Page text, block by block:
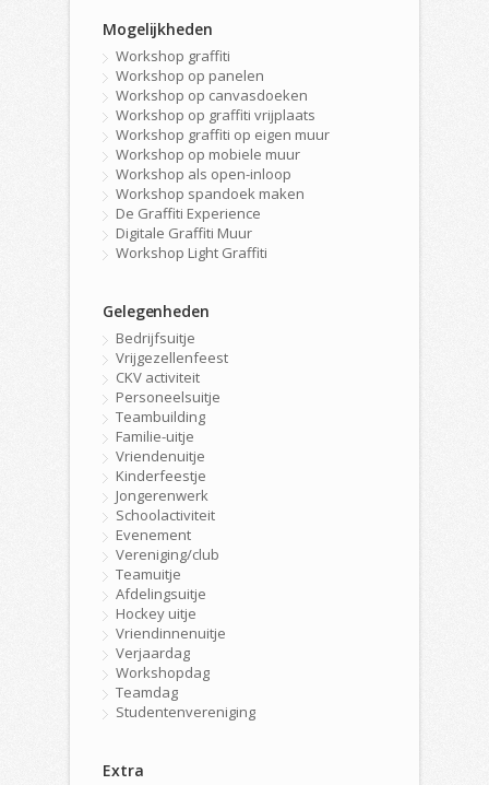
Mogelijkheden
Workshop graffiti
Workshop op panelen
Workshop op canvasdoeken
Workshop op graffiti vrijplaats
Workshop graffiti op eigen muur
Workshop op mobiele muur
Workshop als open-inloop
Workshop spandoek maken
De Graffiti Experience
Digitale Graffiti Muur
Workshop Light Graffiti
Gelegenheden
Bedrijfsuitje
Vrijgezellenfeest
CKV activiteit
Personeelsuitje
Teambuilding
Familie-uitje
Vriendenuitje
Kinderfeestje
Jongerenwerk
Schoolactiviteit
Evenement
Vereniging/club
Teamuitje
Afdelingsuitje
Hockey uitje
Vriendinnenuitje
Verjaardag
Workshopdag
Teamdag
Studentenvereniging
Extra